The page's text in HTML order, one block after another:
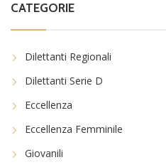
CATEGORIE
Dilettanti Regionali
Dilettanti Serie D
Eccellenza
Eccellenza Femminile
Giovanili